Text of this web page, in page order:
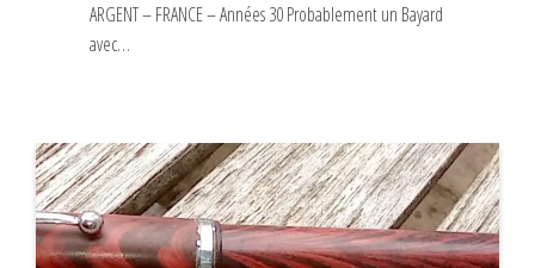
ARGENT – FRANCE – Années 30 Probablement un Bayard
avec…